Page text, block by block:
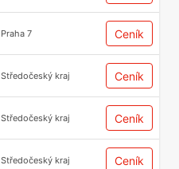
Praha 7 Ceník
Středočeský kraj Ceník
Středočeský kraj Ceník
Středočeský kraj Ceník